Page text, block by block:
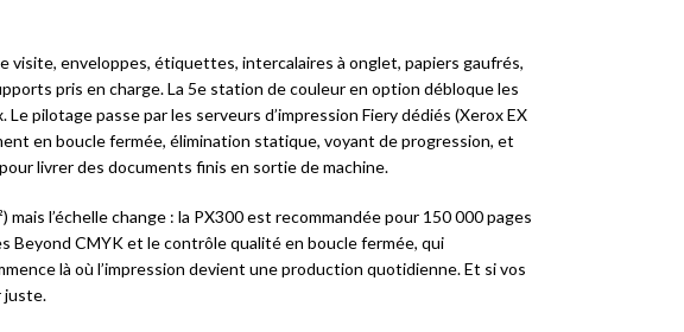
visite, enveloppes, étiquettes, intercalaires à onglet, papiers gaufrés,
pris en charge. La 5e station de couleur en option débloque les
pilotage passe par les serveurs d’impression Fiery dédiés (Xerox EX
en boucle fermée, élimination statique, voyant de progression, et
livrer des documents finis en sortie de machine.
mais l’échelle change : la PX300 est recommandée pour 150 000 pages
Beyond CMYK et le contrôle qualité en boucle fermée, qui
là où l’impression devient une production quotidienne. Et si vos
juste.